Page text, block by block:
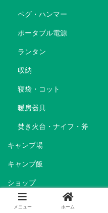
ペグ・ハンマー
ポータブル電源
ランタン
収納
寝袋・コット
暖房器具
焚き火台・ナイフ・斧
キャンプ場
キャンプ飯
ショップ
セール情報
メニュー ホーム